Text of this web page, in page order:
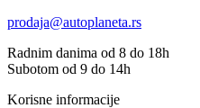
prodaja@autoplaneta.rs
Radnim danima od 8 do 18h
Subotom od 9 do 14h
Korisne informacije